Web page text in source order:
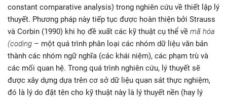
constant comparative analysis) trong nghiên cứu về thiết lập lý
thuyết. Phương pháp này tiếp tục được hoàn thiện bởi Strauss
và Corbin (1990) khi họ đề xuất các kỹ thuật cụ thể về mã hóa
(coding – một quá trình phân loại các nhóm dữ liệu văn bản
thành các nhóm ngữ nghĩa (các khái niệm), các phạm trù và
các mối quan hệ. Trong quá trình nghiên cứu, lý thuyết sẽ
được xây dựng dựa trên cơ sở dữ liệu quan sát thực nghiệm,
đó là lý do đặt tên cho kỹ thuật này là lý thuyết nền (hay lý